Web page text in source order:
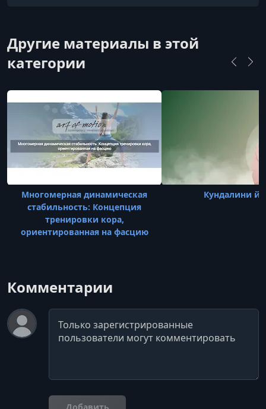
Yoga, обучалась массажу и медитации с
тибетскими чашами в школе SoundYoga. Также
прошла курс по йогатерапии дисфункций
центр
Другие материалы в этой
категории
Многомерная динамическая
стабильность: Концепция
тренировки кора,
ориентированная на фасцию
Кундалини
Комментарии
Комментарий